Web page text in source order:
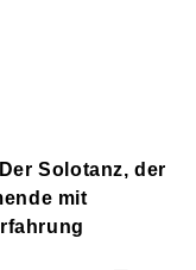
Solotanz, der
mit